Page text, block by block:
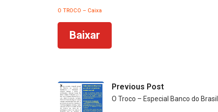
O TROCO – Caixa
Baixar
Previous Post
O Troco – Especial Banco do Brasil